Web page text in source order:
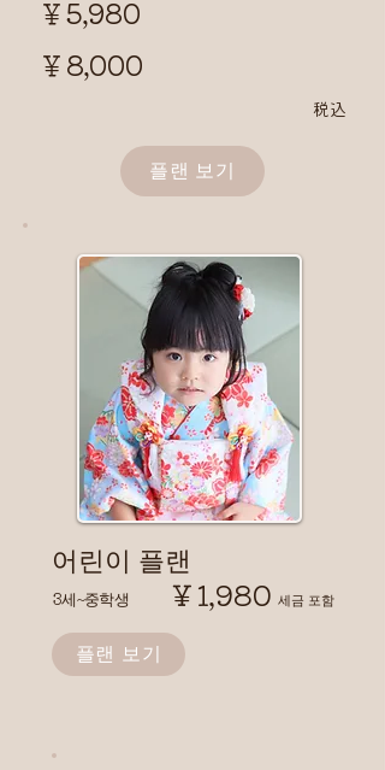
￥5,980
￥8,000
​税込
플랜 보기
​어린이 플랜
​세금 포함
3세~중학생 ￥1,980
플랜 보기